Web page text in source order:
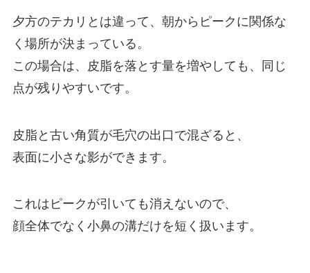
夕方のテカリとは違って、朝からピークに関係な
く場所が決まっている。
この場合は、皮脂を落とす量を増やしても、同じ
点が残りやすいです。
皮脂と古い角質が毛穴の出口で混ざると、
表面に小さな影ができます。
これはピークが引いても消えないので、
顔全体でなく小鼻の溝だけを短く扱います。